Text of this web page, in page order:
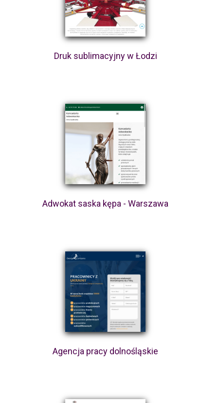
Druk sublimacyjny w Łodzi
Adwokat saska kępa - Warszawa
Agencja pracy dolnośląskie